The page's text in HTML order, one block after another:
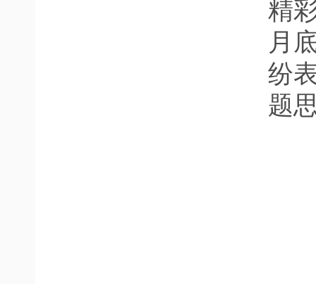
精
月
纷
题